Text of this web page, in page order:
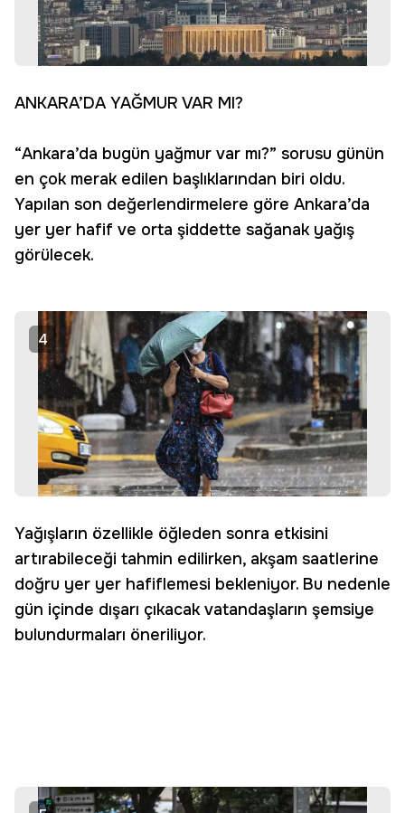
ANKARA’DA YAĞMUR VAR MI?
“Ankara’da bugün yağmur var mı?” sorusu günün
en çok merak edilen başlıklarından biri oldu.
Yapılan son değerlendirmelere göre Ankara’da
yer yer hafif ve orta şiddette sağanak yağış
görülecek.
4
Yağışların özellikle öğleden sonra etkisini
artırabileceği tahmin edilirken, akşam saatlerine
doğru yer yer hafiflemesi bekleniyor. Bu nedenle
gün içinde dışarı çıkacak vatandaşların şemsiye
bulundurmaları öneriliyor.